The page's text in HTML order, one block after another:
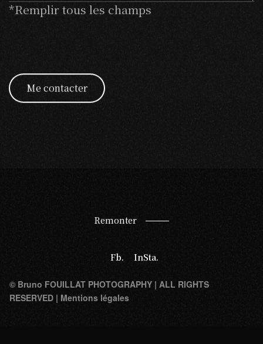
*Remplir tous les champs
Me contacter
Remonter
© Bruno FOUILLAT PHOTOGRAPHY | ALL RIGHTS
RESERVED | Mentions légales
Fb. InSta.